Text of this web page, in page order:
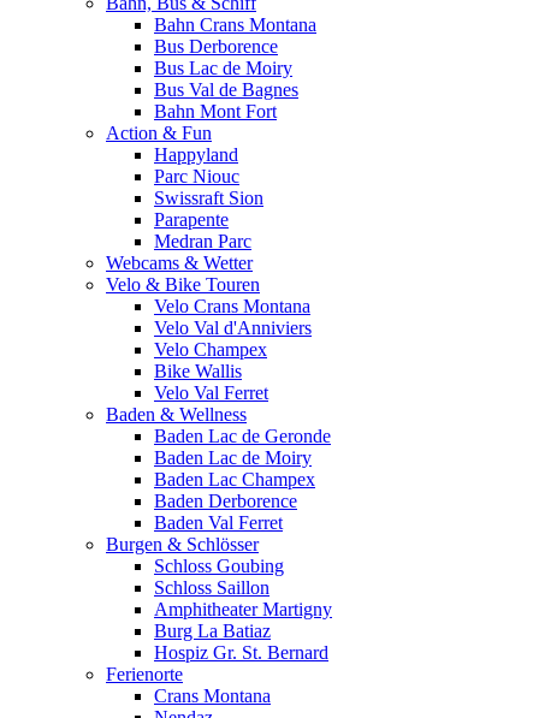
Bahn Crans Montana
Bus Derborence
Bus Lac de Moiry
Bus Val de Bagnes
Bahn Mont Fort
Action & Fun
Happyland
Parc Niouc
Swissraft Sion
Parapente
Medran Parc
Webcams & Wetter
Velo & Bike Touren
Velo Crans Montana
Velo Val d'Anniviers
Velo Champex
Bike Wallis
Velo Val Ferret
Baden & Wellness
Baden Lac de Geronde
Baden Lac de Moiry
Baden Lac Champex
Baden Derborence
Baden Val Ferret
Burgen & Schlösser
Schloss Goubing
Schloss Saillon
Amphitheater Martigny
Burg La Batiaz
Hospiz Gr. St. Bernard
Ferienorte
Crans Montana